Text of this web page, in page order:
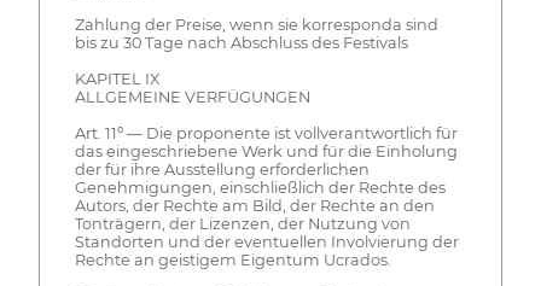
Zahlung der Preise, wenn sie korresponda sind
bis zu 30 Tage nach Abschluss des Festivals
KAPITEL IX
ALLGEMEINE VERFÜGUNGEN
Art. 11º — Die proponente ist vollverantwortlich für
das eingeschriebene Werk und für die Einholung
der für ihre Ausstellung erforderlichen
Genehmigungen, einschließlich der Rechte des
Autors, der Rechte am Bild, der Rechte an den
Tonträgern, der Lizenzen, der Nutzung von
Standorten und der eventuellen Involvierung der
Rechte an geistigem Eigentum Ucrados.